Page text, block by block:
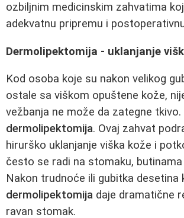
ozbiljnim medicinskim zahvatima
adekvatnu pripremu i
Dermolipektomija - uklanjanje
Kod osoba koje su nakon velikog
ostale sa viškom opuštene kože,
vežbanja ne može da zategne
dermolipektomija. Ovaj zahvat
hirurško uklanjanje viška kože i
često se radi na stomaku, butinama
Nakon trudnoće ili gubitka desetina
dermolipektomija daje dramatične
ravan stomak.